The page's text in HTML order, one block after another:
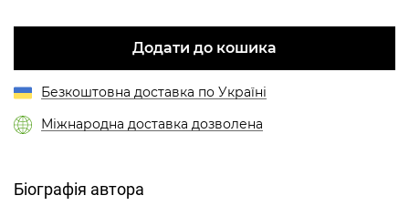
Додати до кошика
Безкоштовна доставка по Україні
Міжнародна доставка дозволена
Біографія автора